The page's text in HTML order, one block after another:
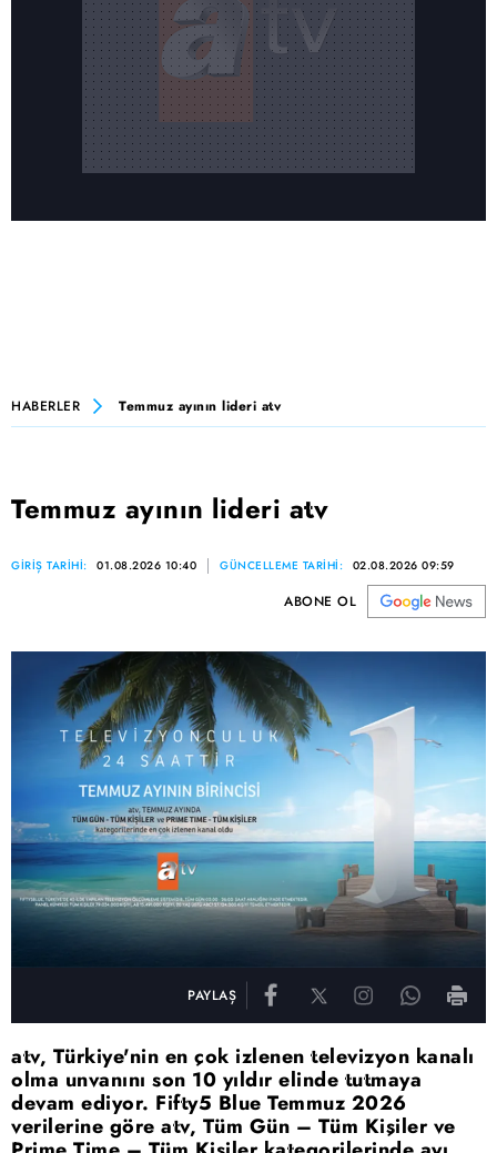
HABERLER Temmuz ayının lideri atv
Temmuz ayının lideri atv
GİRİŞ TARİHİ: 01.08.2026 10:40 GÜNCELLEME TARİHİ: 02.08.2026 09:59
ABONE OL
PAYLAŞ
atv, Türkiye'nin en çok izlenen televizyon kanalı
olma unvanını son 10 yıldır elinde tutmaya
devam ediyor. Fifty5 Blue Temmuz 2026
verilerine göre atv, Tüm Gün – Tüm Kişiler ve